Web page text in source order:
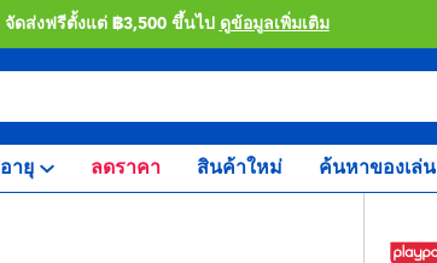
จัดส่งฟรีตั้งแต่ ฿3,500 ขึ้นไป ดูข้อมูลเพิ่มเติม
อายุ ลดราคา สินค้าใหม่ ค้นหาของเล่น